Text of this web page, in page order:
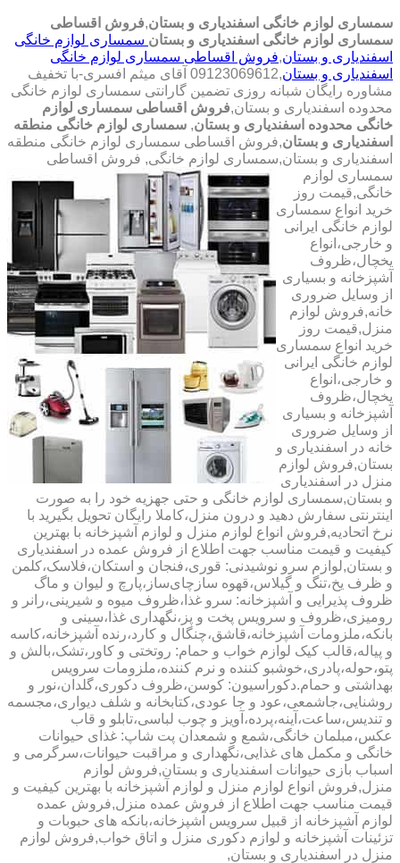
سمساری لوازم خانگی اسفندیاری و بستان,فروش اقساطی
سمساری لوازم خانگی اسفندیاری و بستان سمساری لوازم خانگی
اسفندیاری و بستان,فروش اقساطی سمساری لوازم خانگی
اسفندیاری و بستان
,09123069612 آقای میثم افسری-با تخفیف
مشاوره رایگان شبانه روزی تضمین گارانتی سمساری لوازم خانگی
محدوده اسفندیاری و بستان,فروش اقساطی سمساری لوازم
خانگی محدوده اسفندیاری و بستان, سمساری لوازم خانگی منطقه
اسفندیاری و بستان,فروش اقساطی سمساری لوازم خانگی منطقه
اسفندیاری و بستان,سمساری لوازم خانگی, فروش اقساطی
سمساری لوازم
خانگی,قیمت روز
خرید انواع سمساری
لوازم خانگی ایرانی
و خارجی،انواع
یخچال،ظروف
آشپزخانه و بسیاری
از وسایل ضروری
خانه,فروش لوازم
منزل,قیمت روز
خرید انواع سمساری
لوازم خانگی ایرانی
و خارجی،انواع
یخچال،ظروف
آشپزخانه و بسیاری
از وسایل ضروری
خانه در اسفندیاری و
بستان,فروش لوازم
منزل در اسفندیاری
و بستان,سمساری لوازم خانگی و حتی جهزیه خود را به صورت
اینترنتی سفارش دهید و درون منزل،کاملا رایگان تحویل بگیرید با
نرخ اتحادیه,فروش انواع لوازم منزل و لوازم آشپزخانه با بهترین
کیفیت و قیمت مناسب جهت اطلاع از فروش عمده در اسفندیاری
و بستان,لوازم سرو نوشیدنی: قوری،فنجان و استکان،فلاسک،کلمن
و ظرف یخ،تنگ و گیلاس،قهوه سازچای‌ساز،پارچ و لیوان و ماگ
ظروف پذیرایی و آشپزخانه: سرو غذا،ظروف میوه و شیرینی،رانر و
رومیزی،ظروف و سرویس پخت و پز،نگهداری غذا،سینی و
بانکه،ملزومات آشپزخانه،قاشق،چنگال و کارد،رنده آشپزخانه،کاسه
و پیاله،قالب کیک لوازم خواب و حمام: روتختی و کاور،تشک،بالش و
پتو،حوله،پادری،خوشبو کننده و نرم کننده،ملزومات سرویس
بهداشتی و حمام.دکوراسیون: کوسن،ظروف دکوری،گلدان،نور و
روشنایی،جاشمعی،عود و جا عودی،کتابخانه و شلف دیواری،مجسمه
و تندیس،ساعت،آینه،پرده،آویز و چوب لباسی،تابلو و قاب
عکس،مبلمان خانگی،شمع و شمعدان پت شاپ: غذای حیوانات
خانگی و مکمل های غذایی،نگهداری و مراقبت حیوانات،سرگرمی و
اسباب بازی حیوانات اسفندیاری و بستان,فروش لوازم
منزل,فروش انواع لوازم منزل و لوازم آشپزخانه با بهترین کیفیت و
قیمت مناسب جهت اطلاع از فروش عمده منزل,فروش عمده
لوازم آشپزخانه از قبیل سرویس آشپزخانه،بانکه های حبوبات و
تزئینات آشپزخانه و لوازم دکوری منزل و اتاق خواب,فروش لوازم
منزل در اسفندیاری و بستان,